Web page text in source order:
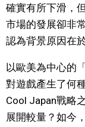
醫療健康
語言
東京
編輯部通知
確實有所下滑，
市場的發展卻非
認為背景原因在
以歐美為中心的
對遊戲產生了何
Cool Japan戰略
展開較量？如今